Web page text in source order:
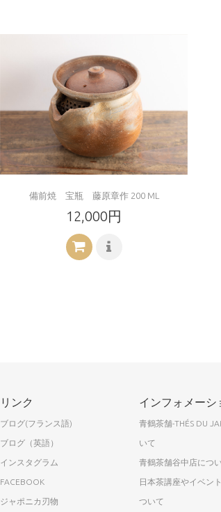
備前焼 宝瓶 藤原章作 200 ML
12,000円
リンク
ブログ(フランス語)
ブログ（英語）
インスタグラム
FACEBOOK
ジャポニカ刃物
インフォメーシ
青鶴茶舗-THÉS DU
いて
青鶴茶舗谷中店につ
日本茶講座やイベン
ついて